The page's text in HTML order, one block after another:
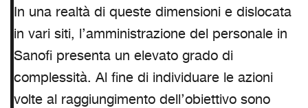
In una realtà di queste dimensioni e dislocata
in vari siti, l’amministrazione del personale in
Sanofi presenta un elevato grado di
complessità. Al fine di individuare le azioni
volte al raggiungimento dell’obiettivo sono